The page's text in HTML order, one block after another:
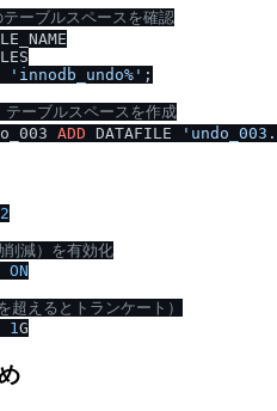
ブルスペースを確認
'innodb_undo%'
ーブルスペースを作成
ADD DATAFILE
2
減）を有効化
ON
えるとトランケート）
1